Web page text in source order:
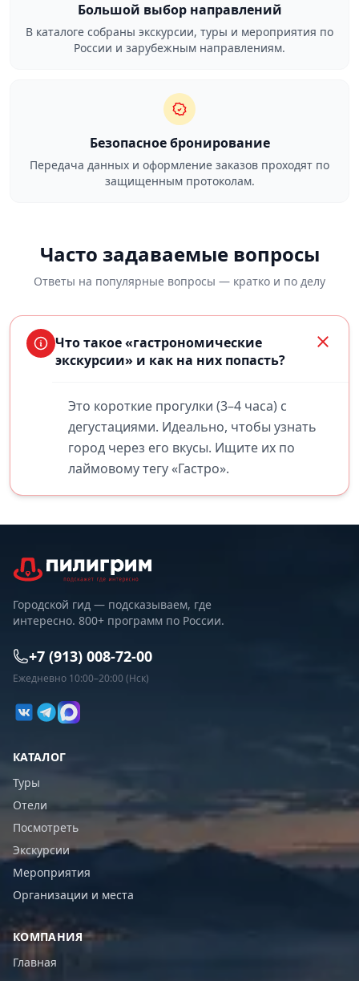
Большой выбор направлений
В каталоге собраны экскурсии, туры и мероприятия по
России и зарубежным направлениям.
Безопасное бронирование
Передача данных и оформление заказов проходят по
защищенным протоколам.
Часто задаваемые вопросы
Ответы на популярные вопросы — кратко и по делу
Что такое «гастрономические
экскурсии» и как на них попасть?
Это короткие прогулки (3–4 часа) с
дегустациями. Идеально, чтобы узнать
город через его вкусы. Ищите их по
лаймовому тегу «Гастро».
Городской гид — подсказываем, где
интересно. 800+ программ по России.
+7 (913) 008-72-00
Ежедневно 10:00–20:00 (Нск)
КАТАЛОГ
Туры
Отели
Посмотреть
Экскурсии
Мероприятия
Организации и места
КОМПАНИЯ
Главная